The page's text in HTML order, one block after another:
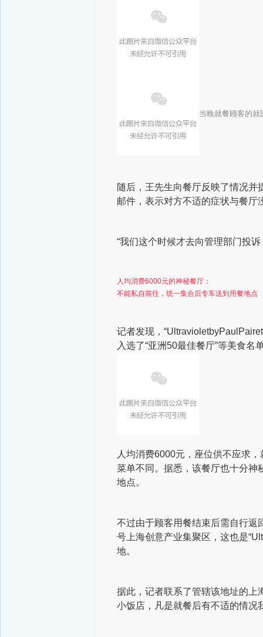
当晚就餐顾客的就
随后，王先生向餐厅反映了情况
邮件，表示对方不适的症状与餐厅
“我们这个时候才去向管理部门投
人均消费6000元的神秘餐厅：
不能私自前往，统一集合后专车送到用餐地点
记者发现，
入选了“亚洲50最佳餐厅”等美食名
人均消费6000元，座位供不应求
菜单不同。据悉，该餐厅也十分神
地点。
不过由于顾客用餐结束后需自行返
号上海创意产业集聚区，这也是
地。
据此，记者联系了管辖该地址的上
小饭店，凡是就餐后有不适的情况